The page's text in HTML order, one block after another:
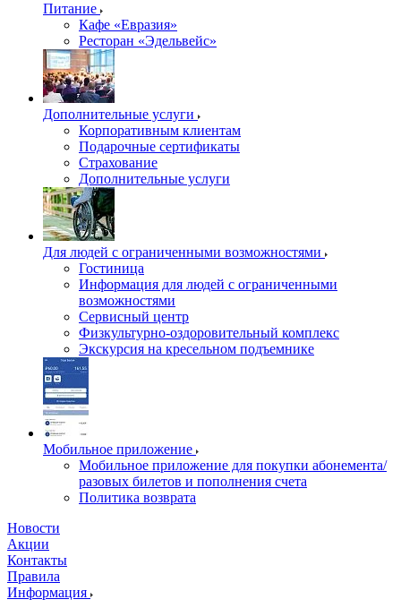
Питание
Кафе «Евразия»
Ресторан «Эдельвейс»
Дополнительные услуги
Корпоративным клиентам
Подарочные сертификаты
Страхование
Дополнительные услуги
Для людей с ограниченными возможностями
Гостиница
Информация для людей с ограниченными
возможностями
Сервисный центр
Физкультурно-оздоровительный комплекс
Экскурсия на кресельном подъемнике
Мобильное приложение
Мобильное приложение для покупки абонемента/
разовых билетов и пополнения счета
Политика возврата
Новости
Акции
Контакты
Правила
Информация